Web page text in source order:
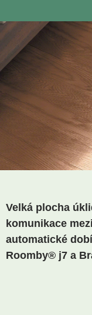
Velká plocha
komunikace
automatické
Roomby® j7 a